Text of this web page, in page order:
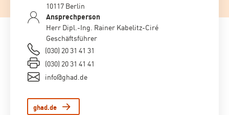
10117 Berlin
Ansprechperson
Herr Dipl.-Ing. Rainer Kabelitz-Ciré
Geschäftsführer
(030) 20 31 41 31
(030) 20 31 41 41
info@ghad.de
ghad.de